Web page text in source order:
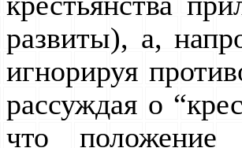
развиты), а,
игнорируя
рассуждая о
что положение